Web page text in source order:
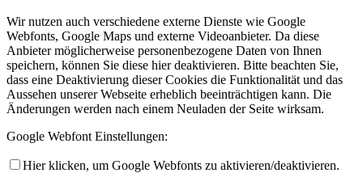
Wir nutzen auch verschiedene externe Dienste wie Google
Webfonts, Google Maps und externe Videoanbieter. Da diese
Anbieter möglicherweise personenbezogene Daten von Ihnen
speichern, können Sie diese hier deaktivieren. Bitte beachten Sie,
dass eine Deaktivierung dieser Cookies die Funktionalität und das
Aussehen unserer Webseite erheblich beeinträchtigen kann. Die
Änderungen werden nach einem Neuladen der Seite wirksam.
Google Webfont Einstellungen:
Hier klicken, um Google Webfonts zu aktivieren/deaktivieren.